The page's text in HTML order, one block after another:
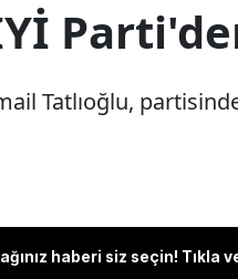
Tatlıoğlu,
haberi siz seçin! Tıkla